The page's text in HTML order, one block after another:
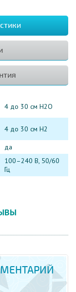
4 до 30 см H2O
4 до 30 см H2
да
100–240 В, 50/60
Гц